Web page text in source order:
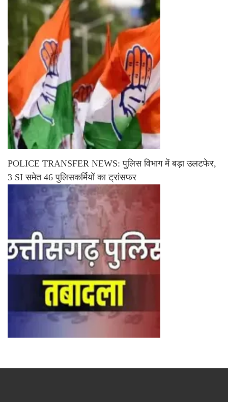
POLICE TRANSFER NEWS: पुलिस विभाग में बड़ा उलटफेर,
3 SI समेत 46 पुलिसकर्मियों का ट्रांसफर